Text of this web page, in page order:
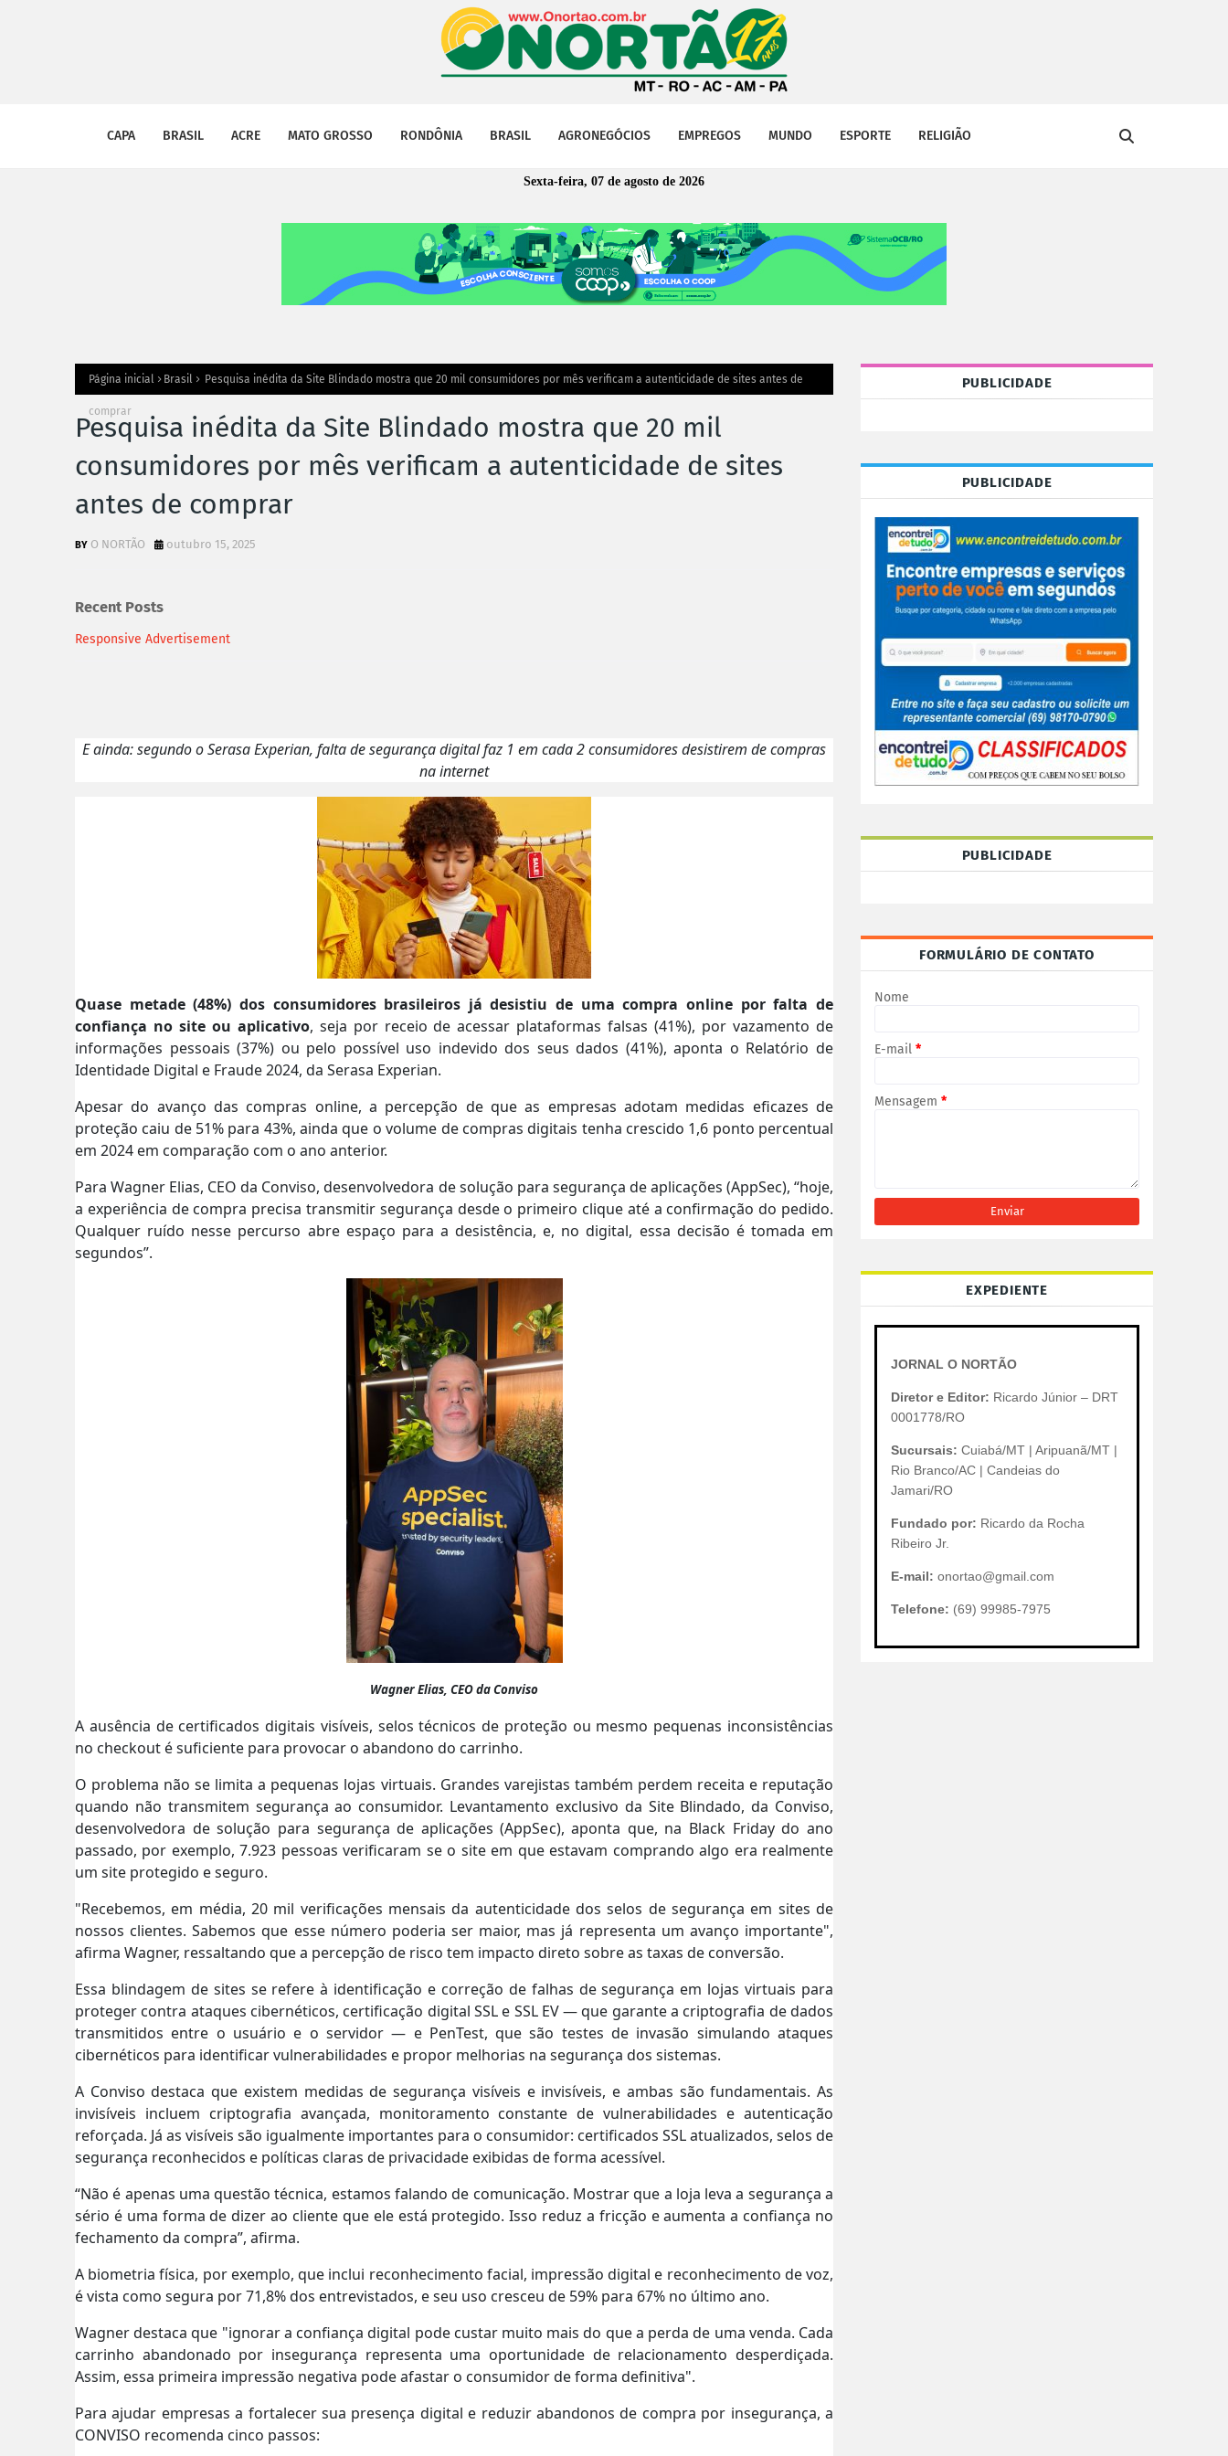
CAPA BRASIL ACRE MATO GROSSO RONDÔNIA BRASIL AGRONEGÓCIOS EMPREGOS MUNDO ESPORTE RELIGIÃO
Sexta-feira, 07 de agosto de 2026
Página inicial Brasil Pesquisa inédita da Site Blindado mostra que 20 mil consumidores por mês verificam a autenticidade de sites antes de
comprar
Pesquisa inédita da Site Blindado mostra que 20 mil
consumidores por mês verificam a autenticidade de sites
antes de comprar
O NORTÃO outubro 15, 2025
Recent Posts
Responsive Advertisement
E ainda: segundo o Serasa Experian, falta de segurança digital faz 1 em cada 2 consumidores desistirem de compras
na internet
Quase metade (48%) dos consumidores brasileiros já desistiu de uma compra online por falta de
confiança no site ou aplicativo, seja por receio de acessar plataformas falsas (41%), por vazamento de
informações pessoais (37%) ou pelo possível uso indevido dos seus dados (41%), aponta o Relatório de
Identidade Digital e Fraude 2024, da Serasa Experian.
Apesar do avanço das compras online, a percepção de que as empresas adotam medidas eficazes de
proteção caiu de 51% para 43%, ainda que o volume de compras digitais tenha crescido 1,6 ponto percentual
em 2024 em comparação com o ano anterior.
Para Wagner Elias, CEO da Conviso, desenvolvedora de solução para segurança de aplicações (AppSec), “hoje,
a experiência de compra precisa transmitir segurança desde o primeiro clique até a confirmação do pedido.
Qualquer ruído nesse percurso abre espaço para a desistência, e, no digital, essa decisão é tomada em
segundos”.
Wagner Elias, CEO da Conviso
A ausência de certificados digitais visíveis, selos técnicos de proteção ou mesmo pequenas inconsistências
no checkout é suficiente para provocar o abandono do carrinho.
O problema não se limita a pequenas lojas virtuais. Grandes varejistas também perdem receita e reputação
quando não transmitem segurança ao consumidor. Levantamento exclusivo da Site Blindado, da Conviso,
desenvolvedora de solução para segurança de aplicações (AppSec), aponta que, na Black Friday do ano
passado, por exemplo, 7.923 pessoas verificaram se o site em que estavam comprando algo era realmente
um site protegido e seguro.
"Recebemos, em média, 20 mil verificações mensais da autenticidade dos selos de segurança em sites de
nossos clientes. Sabemos que esse número poderia ser maior, mas já representa um avanço importante",
afirma Wagner, ressaltando que a percepção de risco tem impacto direto sobre as taxas de conversão.
Essa blindagem de sites se refere à identificação e correção de falhas de segurança em lojas virtuais para
proteger contra ataques cibernéticos, certificação digital SSL e SSL EV — que garante a criptografia de dados
transmitidos entre o usuário e o servidor — e PenTest, que são testes de invasão simulando ataques
cibernéticos para identificar vulnerabilidades e propor melhorias na segurança dos sistemas.
A Conviso destaca que existem medidas de segurança visíveis e invisíveis, e ambas são fundamentais. As
invisíveis incluem criptografia avançada, monitoramento constante de vulnerabilidades e autenticação
reforçada. Já as visíveis são igualmente importantes para o consumidor: certificados SSL atualizados, selos de
segurança reconhecidos e políticas claras de privacidade exibidas de forma acessível.
“Não é apenas uma questão técnica, estamos falando de comunicação. Mostrar que a loja leva a segurança a
sério é uma forma de dizer ao cliente que ele está protegido. Isso reduz a fricção e aumenta a confiança no
fechamento da compra”, afirma.
A biometria física, por exemplo, que inclui reconhecimento facial, impressão digital e reconhecimento de voz,
é vista como segura por 71,8% dos entrevistados, e seu uso cresceu de 59% para 67% no último ano.
Wagner destaca que "ignorar a confiança digital pode custar muito mais do que a perda de uma venda. Cada
carrinho abandonado por insegurança representa uma oportunidade de relacionamento desperdiçada.
Assim, essa primeira impressão negativa pode afastar o consumidor de forma definitiva".
Para ajudar empresas a fortalecer sua presença digital e reduzir abandonos de compra por insegurança, a
CONVISO recomenda cinco passos:
PUBLICIDADE
PUBLICIDADE
PUBLICIDADE
FORMULÁRIO DE CONTATO
Nome
E-mail *
Mensagem *
EXPEDIENTE
JORNAL O NORTÃO
Diretor e Editor: Ricardo Júnior – DRT
0001778/RO
Sucursais: Cuiabá/MT | Aripuanã/MT |
Rio Branco/AC | Candeias do
Jamari/RO
Fundado por: Ricardo da Rocha
Ribeiro Jr.
E-mail: onortao@gmail.com
Telefone: (69) 99985-7975